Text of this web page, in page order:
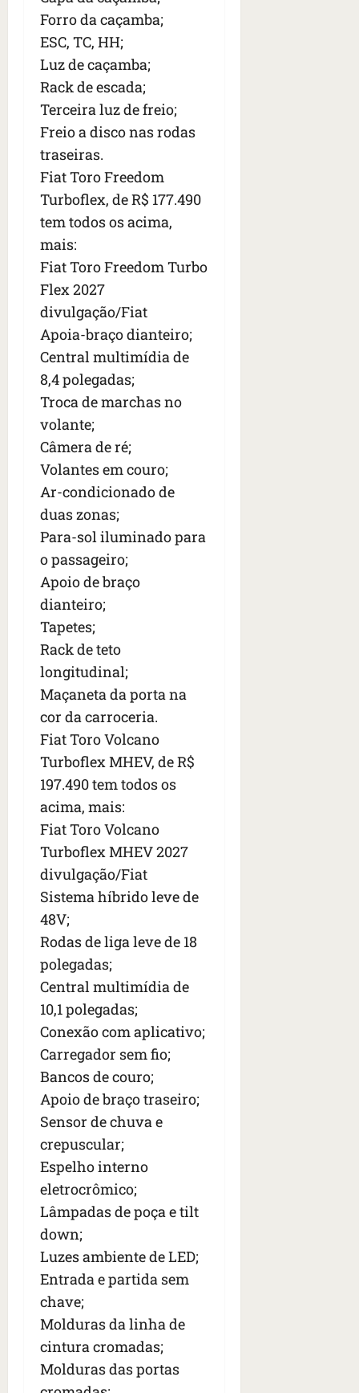
Forro da caçamba;
ESC, TC, HH;
Luz de caçamba;
Rack de escada;
Terceira luz de freio;
Freio a disco nas rodas
traseiras.
Fiat Toro Freedom
Turboflex, de R$ 177.490
tem todos os acima,
mais:
Fiat Toro Freedom Turbo
Flex 2027
divulgação/Fiat
Apoia-braço dianteiro;
Central multimídia de
8,4 polegadas;
Troca de marchas no
volante;
Câmera de ré;
Volantes em couro;
Ar-condicionado de
duas zonas;
Para-sol iluminado para
o passageiro;
Apoio de braço
dianteiro;
Tapetes;
Rack de teto
longitudinal;
Maçaneta da porta na
cor da carroceria.
Fiat Toro Volcano
Turboflex MHEV, de R$
197.490 tem todos os
acima, mais:
Fiat Toro Volcano
Turboflex MHEV 2027
divulgação/Fiat
Sistema híbrido leve de
48V;
Rodas de liga leve de 18
polegadas;
Central multimídia de
10,1 polegadas;
Conexão com aplicativo;
Carregador sem fio;
Bancos de couro;
Apoio de braço traseiro;
Sensor de chuva e
crepuscular;
Espelho interno
eletrocrômico;
Lâmpadas de poça e tilt
down;
Luzes ambiente de LED;
Entrada e partida sem
chave;
Molduras da linha de
cintura cromadas;
Molduras das portas